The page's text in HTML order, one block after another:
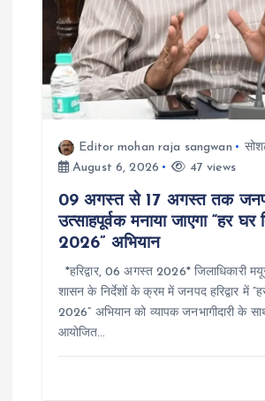
Editor mohan raja sangwan
August 6, 2026
47 views
09 अगस्त से 17 अगस्त तक
उत्साहपूर्वक मनाया जाएगा “हर घर
2026” अभियान
*हरिद्वार, 06 अगस्त 2026* जिलाधिकारी
शासन के निर्देशों के क्रम में जनपद हरिद्वार में
2026” अभियान को व्यापक जनभागीदारी के
आयोजित…